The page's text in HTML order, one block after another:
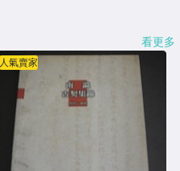
看更多
人氣賣家